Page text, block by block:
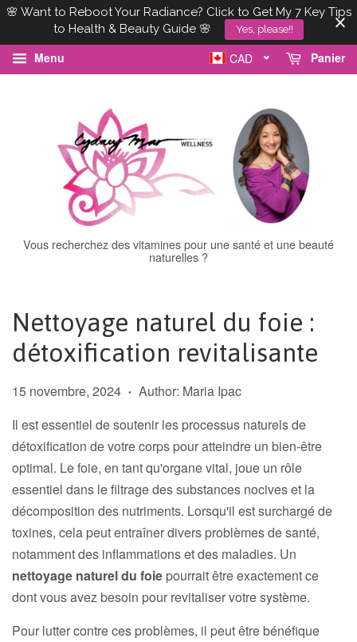
🌸 Want to Reboot Your Radiance? Click to Get My 7 Key Tips
to Health & Beauty Guide 🌸
Yes, please!!
Menu Panier
CAD
Vous recherchez des vitamines pour une santé et une beauté
naturelles ?
Nettoyage naturel du foie :
détoxification revitalisante
15 novembre, 2024 • Author: Maria Ipac
Il est essentiel de soutenir les processus naturels de
détoxification de votre corps pour atteindre un bien-être
optimal. Le foie, en tant qu'organe vital, joue un rôle
essentiel dans le filtrage des substances nocives et la
décomposition des nutriments. Lorsqu'il est surchargé de
toxines, cela peut entraîner divers problèmes de santé,
notamment des inflammations et des maladies. Un
nettoyage naturel du foie pourrait être exactement ce
dont vous avez besoin pour revitaliser votre système.
Pour lutter contre ces problèmes, il peut être bénéfique